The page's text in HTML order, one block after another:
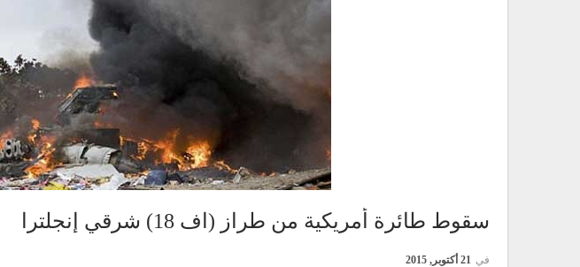
سقوط طائرة أمريكية من طراز (اف 18) شرقي إنجلترا
في 21 أكتوبر, 2015